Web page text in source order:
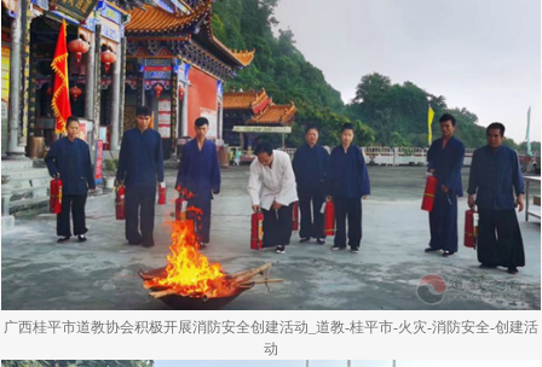
广西桂平市道教协会积极开展消防安全创建活动_道教-桂平市-火灾-消防安全-创建活
动